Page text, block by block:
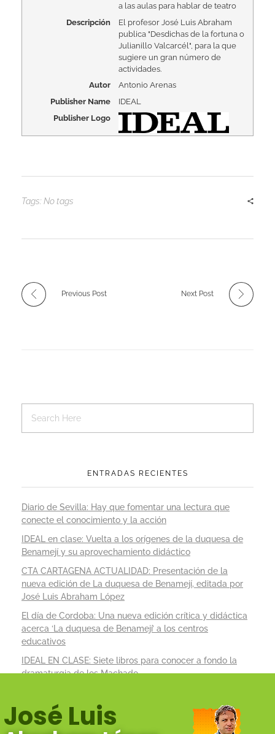
a las aulas para hablar de teatro
Descripción
El profesor José Luis Abraham
publica "Desdichas de la fortuna o
Julianillo Valcarcél", para la que
sugiere un gran número de
actividades.
Autor
Antonio Arenas
Publisher Name
IDEAL
Publisher Logo
Tags: No tags
Previous Post Next Post
ENTRADAS RECIENTES
Diario de Sevilla: Hay que fomentar una lectura que
conecte el conocimiento y la acción
IDEAL en clase: Vuelta a los orígenes de la duquesa de
Benamejí y su aprovechamiento didáctico
CTA CARTAGENA ACTUALIDAD: Presentación de la
nueva edición de La duquesa de Benamejí, editada por
José Luis Abraham López
El día de Cordoba: Una nueva edición crítica y didáctica
acerca ‘La duquesa de Benamejí’ a los centros
educativos
IDEAL EN CLASE: Siete libros para conocer a fondo la
dramaturgia de los Machado
José Luis